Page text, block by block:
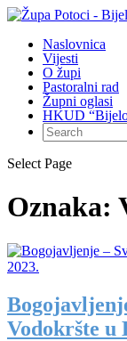
Naslovnica
Vijesti
O župi
Pastoralni rad
Župni oglasi
HKUD
Select Page
Oznaka:
Vodokršte u